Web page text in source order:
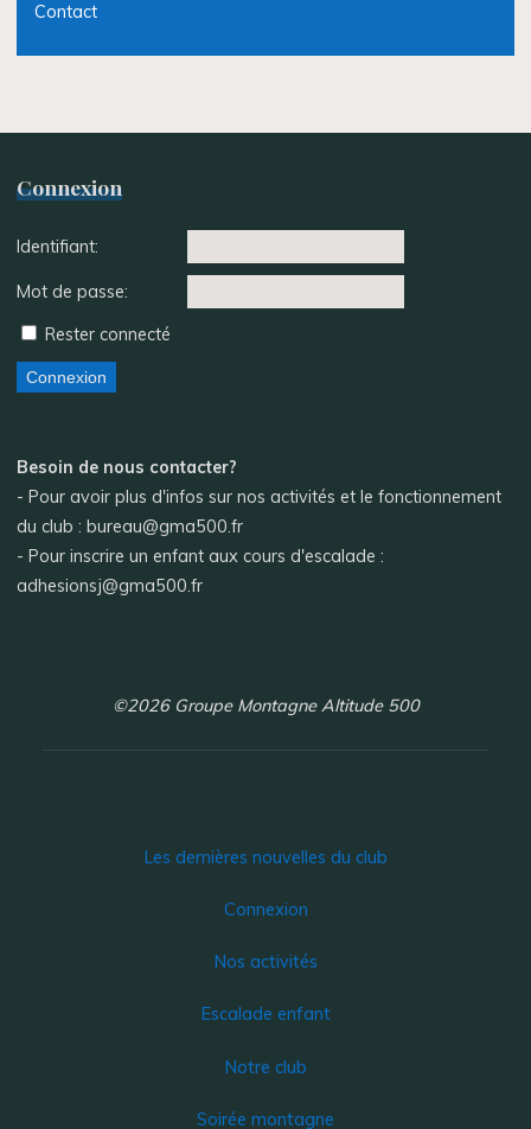
Contact
Connexion
Identifiant:
Mot de passe:
Rester connecté
Connexion
Besoin de nous contacter?
- Pour avoir plus d'infos sur nos activités et le fonctionnement
du club : bureau@gma500.fr
- Pour inscrire un enfant aux cours d'escalade :
adhesionsj@gma500.fr
©2026 Groupe Montagne Altitude 500
Les dernières nouvelles du club
Connexion
Nos activités
Escalade enfant
Notre club
Soirée montagne